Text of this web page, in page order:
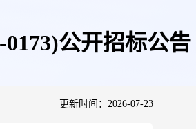
公开招标公告
更新时间：2026-07-23